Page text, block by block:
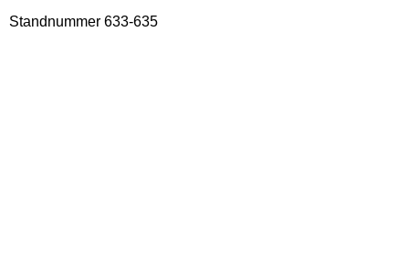
Standnummer 633-635